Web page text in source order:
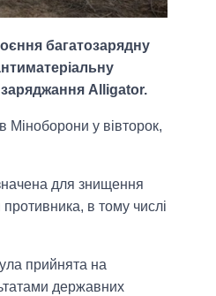
багатозарядну
заряджання Alligator.
Міноборони у вівторок,
для знищення
противника, в тому числі
прийнята на
державних